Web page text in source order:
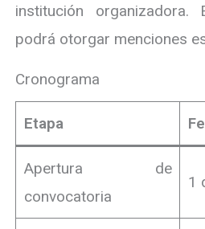
institución organizadora.
podrá otorgar menciones
Cronograma
Etapa
Apertura de
convocatoria
1